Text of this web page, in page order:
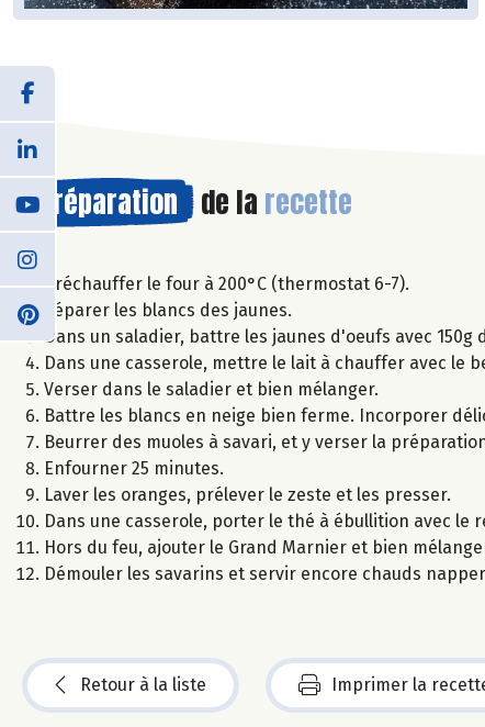
Préparation de la recette
Préchauffer le four à 200°C (thermostat 6-7).
Séparer les blancs des jaunes.
Dans un saladier, battre les jaunes d'oeufs avec
Dans une casserole, mettre le lait à chauffer avec le
Verser dans le saladier et bien mélanger.
Battre les blancs en neige bien ferme. Incorporer
Beurrer des muoles à savari, et y verser la
Enfourner 25 minutes.
Laver les oranges, prélever le zeste et les presser.
Dans une casserole, porter le thé à ébullition avec le
Hors du feu, ajouter le Grand Marnier et bien
Démouler les savarins et servir encore chauds
Retour à la liste Imprimer la